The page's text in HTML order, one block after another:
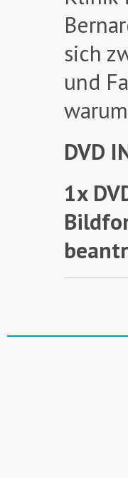
sich
und
DVD
1x